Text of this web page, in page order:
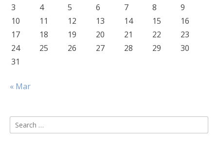
3
4 5 6 7 8
9
10
11 12 13 14 15
16
17
18 19 20 21 22
23
24
25 26 27 28 29
30
31
« Mar
Search
for: